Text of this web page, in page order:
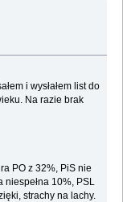
i wysłałem list do
Na razie brak
PO z 32%, PiS nie
10%, PSL
strachy na lachy.